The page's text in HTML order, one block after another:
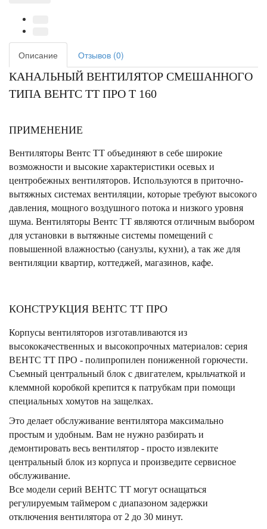
Описание Отзывов (0)
КАНАЛЬНЫЙ ВЕНТИЛЯТОР СМЕШАННОГО
ТИПА ВЕНТС ТТ ПРО Т 160
ПРИМЕНЕНИЕ
Вентиляторы Вентс ТТ объединяют в себе широкие
возможности и высокие характеристики осевых и
центробежных вентиляторов. Используются в приточно-
вытяжных системах вентиляции, которые требуют высокого
давления, мощного воздушного потока и низкого уровня
шума. Вентиляторы Вентс ТТ являются отличным выбором
для установки в вытяжные системы помещений с
повышенной влажностью (санузлы, кухни), а так же для
вентиляции квартир, коттеджей, магазинов, кафе.
КОНСТРУКЦИЯ ВЕНТС ТТ ПРО
Корпусы вентиляторов изготавливаются из
высококачественных и высокопрочных материалов: серия
ВЕНТС ТТ ПРО - полипропилен пониженной горючести.
Съемный центральный блок с двигателем, крыльчаткой и
клеммной коробкой крепится к патрубкам при помощи
специальных хомутов на защелках.
Это делает обслуживание вентилятора максимально
простым и удобным. Вам не нужно разбирать и
демонтировать весь вентилятор - просто извлеките
центральный блок из корпуса и произведите сервисное
обслуживание.
Все модели серий ВЕНТС ТТ могут оснащаться
регулируемым таймером с диапазоном задержки
отключения вентилятора от 2 до 30 минут.